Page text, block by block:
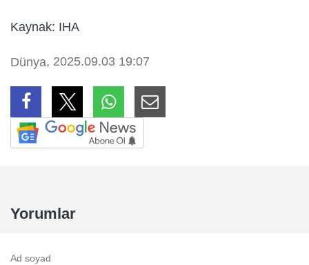
Kaynak: IHA
Dünya, 2025.09.03 19:07
Yorumlar